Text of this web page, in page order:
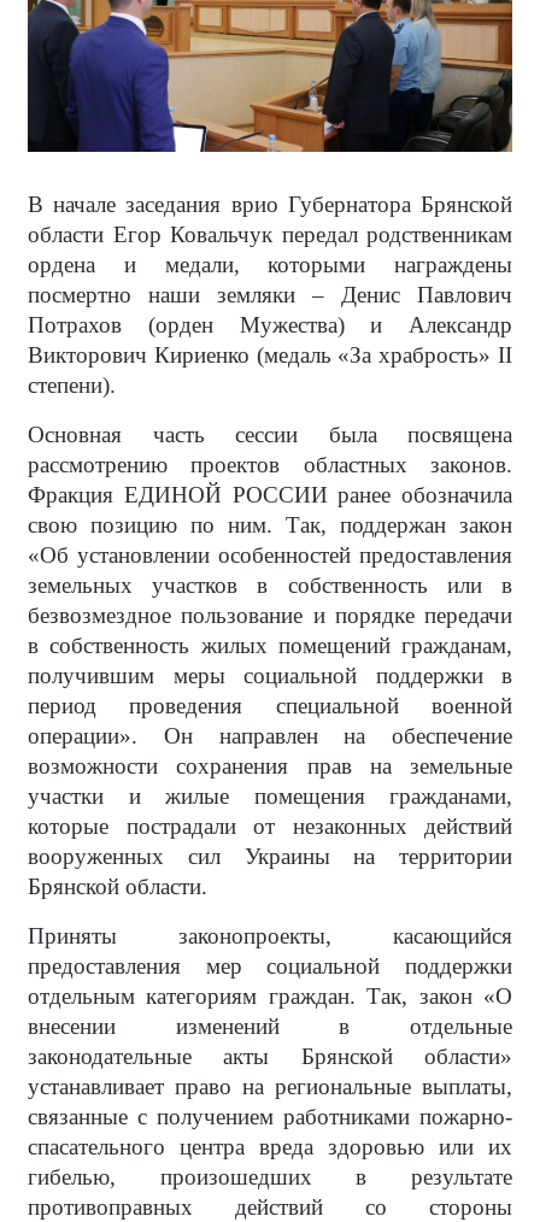
В начале заседания врио Губернатора Брянской
области Егор Ковальчук передал родственникам
ордена и медали, которыми награждены
посмертно наши земляки – Денис Павлович
Потрахов (орден Мужества) и Александр
Викторович Кириенко (медаль «За храбрость» II
степени).
Основная часть сессии была посвящена
рассмотрению проектов областных законов.
Фракция ЕДИНОЙ РОССИИ ранее обозначила
свою позицию по ним. Так, поддержан закон
«Об установлении особенностей предоставления
земельных участков в собственность или в
безвозмездное пользование и порядке передачи
в собственность жилых помещений гражданам,
получившим меры социальной поддержки в
период проведения специальной военной
операции». Он направлен на обеспечение
возможности сохранения прав на земельные
участки и жилые помещения гражданами,
которые пострадали от незаконных действий
вооруженных сил Украины на территории
Брянской области.
Приняты законопроекты, касающийся
предоставления мер социальной поддержки
отдельным категориям граждан. Так, закон «О
внесении изменений в отдельные
законодательные акты Брянской области»
устанавливает право на региональные выплаты,
связанные с получением работниками пожарно-
спасательного центра вреда здоровью или их
гибелью, произошедших в результате
противоправных действий со стороны